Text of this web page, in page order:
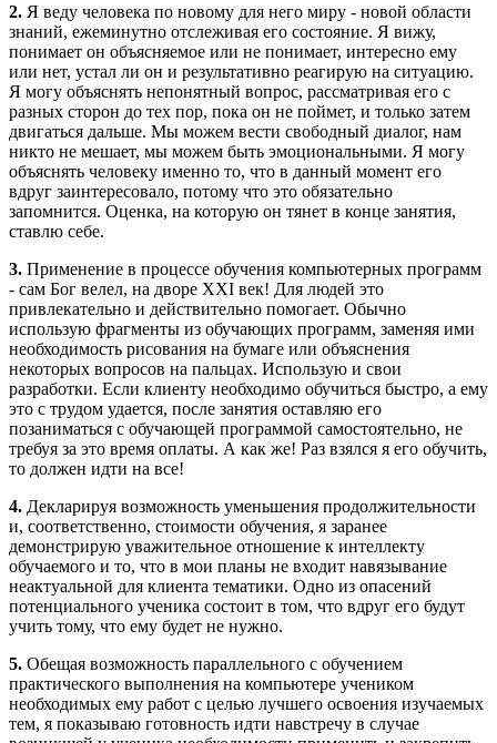
2. Я веду человека по новому для него миру - новой области
знаний, ежеминутно отслеживая его состояние. Я вижу,
понимает он объясняемое или не понимает, интересно ему
или нет, устал ли он и результативно реагирую на ситуацию.
Я могу объяснять непонятный вопрос, рассматривая его с
разных сторон до тех пор, пока он не поймет, и только затем
двигаться дальше. Мы можем вести свободный диалог, нам
никто не мешает, мы можем быть эмоциональными. Я могу
объяснять человеку именно то, что в данный момент его
вдруг заинтересовало, потому что это обязательно
запомнится. Оценка, на которую он тянет в конце занятия,
ставлю себе.
3. Применение в процессе обучения компьютерных программ
- сам Бог велел, на дворе XXI век! Для людей это
привлекательно и действительно помогает. Обычно
использую фрагменты из обучающих программ, заменяя ими
необходимость рисования на бумаге или объяснения
некоторых вопросов на пальцах. Использую и свои
разработки. Если клиенту необходимо обучиться быстро, а ему
это с трудом удается, после занятия оставляю его
позаниматься с обучающей программой самостоятельно, не
требуя за это время оплаты. А как же! Раз взялся я его обучить,
то должен идти на все!
4. Декларируя возможность уменьшения продолжительности
и, соответственно, стоимости обучения, я заранее
демонстрирую уважительное отношение к интеллекту
обучаемого и то, что в мои планы не входит навязывание
неактуальной для клиента тематики. Одно из опасений
потенциального ученика состоит в том, что вдруг его будут
учить тому, что ему будет не нужно.
5. Обещая возможность параллельного с обучением
практического выполнения на компьютере учеником
необходимых ему работ с целью лучшего освоения изучаемых
тем, я показываю готовность идти навстречу в случае